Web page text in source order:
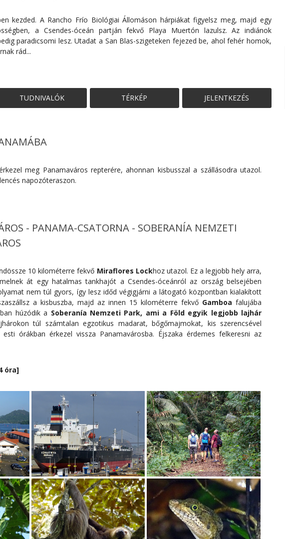
kezded. A Rancho Frío Biológiai Állomáson hárpiákat figyelsz meg, majd egy
a Csendes-óceán partján fekvő Playa Muertón lazulsz. Az indiánok
paradicsomi lesz. Utadat a San Blas-szigeteken fejezed be, ahol fehér homok,
rád...
TUDNIVALÓK TÉRKÉP JELENTKEZÉS
meg Panamaváros repterére, ahonnan kisbusszal a szállásodra utazol.
napozóteraszon.
- PANAMA-CSATORNA - SOBERANÍA NEMZETI
10 kilométerre fekvő Miraflores Lockhoz utazol. Ez a legjobb hely arra,
át egy hatalmas tankhajót a Csendes-óceánról az ország belsejében
nem túl gyors, így lesz időd végigjárni a látogató központban kialakított
a kisbuszba, majd az innen 15 kilométerre fekvő Gamboa falujába
húzódik a Soberanía Nemzeti Park, ami a Föld egyik legjobb lajhár
túl számtalan egzotikus madarat, bőgőmajmokat, kis szerencsével
órákban érkezel vissza Panamavárosba. Éjszaka érdemes felkeresni az
óra]